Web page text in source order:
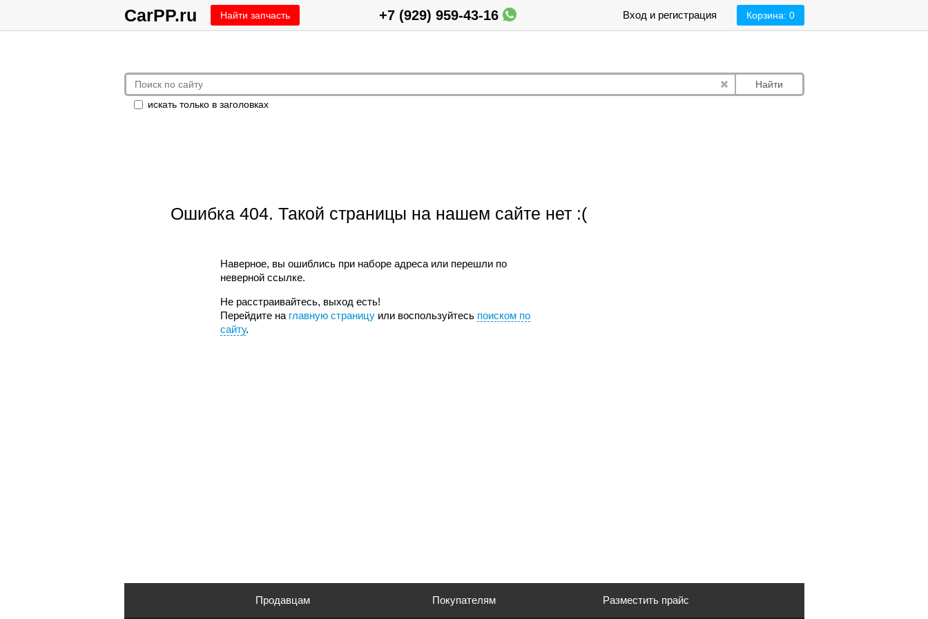
CarPP.ru Найти запчасть Корзина: 0
Вход и регистрация
+7 (929) 959-43-16
Найти
искать только в заголовках
Ошибка 404. Такой страницы на нашем сайте нет :(
Наверное, вы ошиблись при наборе адреса или перешли по
неверной ссылке.
Не расстраивайтесь, выход есть!
Перейдите на главную страницуили воспользуйтесь поиском по
сайту.
Продавцам Покупателям Разместить прайс